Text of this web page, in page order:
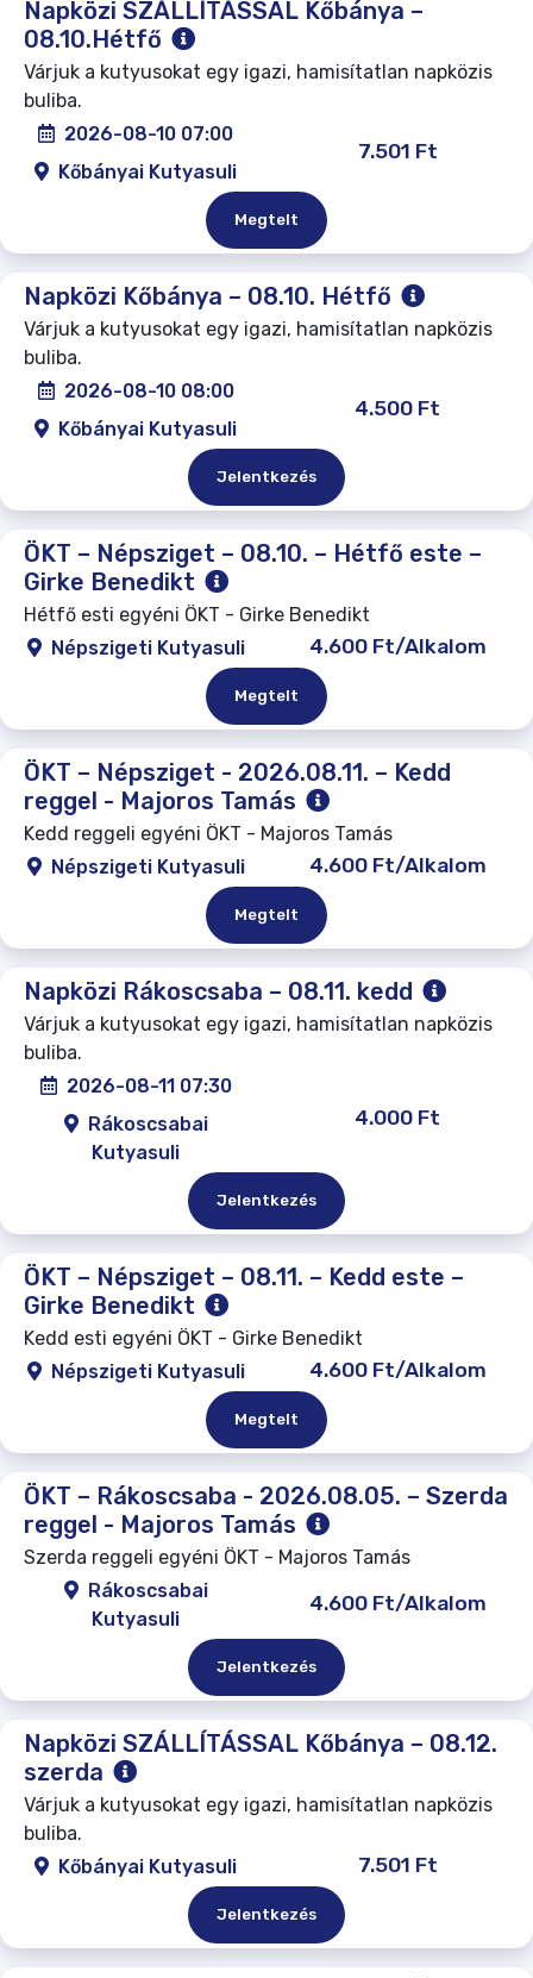
Napközi SZÁLLÍTÁSSAL Kőbánya –
08.10.Hétfő
Várjuk a kutyusokat egy igazi, hamisítatlan napközis
buliba.
2026-08-10 07:00
Kőbányai Kutyasuli
7.501 Ft
Megtelt
Napközi Kőbánya – 08.10. Hétfő
Várjuk a kutyusokat egy igazi, hamisítatlan napközis
buliba.
2026-08-10 08:00
Kőbányai Kutyasuli
4.500 Ft
Jelentkezés
ÖKT – Népsziget – 08.10. – Hétfő este –
Girke Benedikt
Hétfő esti egyéni ÖKT - Girke Benedikt
Népszigeti Kutyasuli
4.600 Ft/Alkalom
Megtelt
ÖKT – Népsziget - 2026.08.11. – Kedd
reggel - Majoros Tamás
Kedd reggeli egyéni ÖKT - Majoros Tamás
Népszigeti Kutyasuli
4.600 Ft/Alkalom
Megtelt
Napközi Rákoscsaba – 08.11. kedd
Várjuk a kutyusokat egy igazi, hamisítatlan napközis
buliba.
2026-08-11 07:30
Rákoscsabai
Kutyasuli
4.000 Ft
Jelentkezés
ÖKT – Népsziget – 08.11. – Kedd este –
Girke Benedikt
Kedd esti egyéni ÖKT - Girke Benedikt
Népszigeti Kutyasuli
4.600 Ft/Alkalom
Megtelt
ÖKT – Rákoscsaba - 2026.08.05. – Szerda
reggel - Majoros Tamás
Szerda reggeli egyéni ÖKT - Majoros Tamás
Rákoscsabai
Kutyasuli
4.600 Ft/Alkalom
Jelentkezés
Napközi SZÁLLÍTÁSSAL Kőbánya – 08.12.
szerda
Várjuk a kutyusokat egy igazi, hamisítatlan napközis
buliba.
Kőbányai Kutyasuli
7.501 Ft
Jelentkezés